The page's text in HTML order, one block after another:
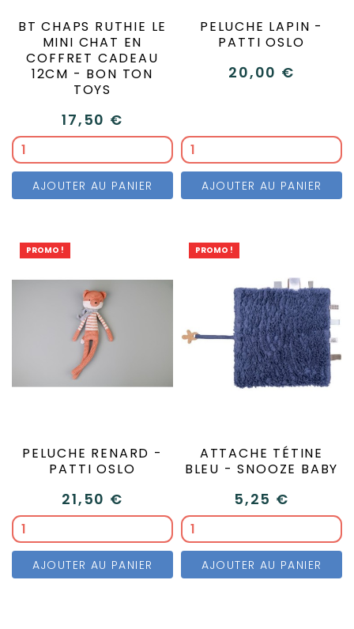
BT CHAPS RUTHIE LE
MINI CHAT EN
COFFRET CADEAU
12CM - BON TON
TOYS
17,50 €
AJOUTER AU PANIER
PELUCHE LAPIN -
PATTI OSLO
20,00 €
AJOUTER AU PANIER
PROMO !
PELUCHE RENARD -
PATTI OSLO
21,50 €
AJOUTER AU PANIER
PROMO !
ATTACHE TÉTINE
BLEU - SNOOZE BABY
5,25 €
AJOUTER AU PANIER